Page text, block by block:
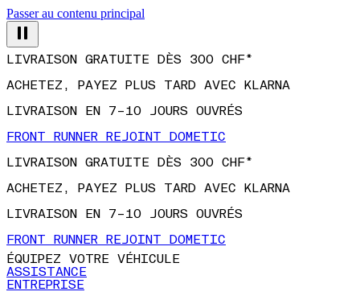
Passer au contenu principal
ACHETEZ, PAYEZ PLUS TARD AVEC KLARNA
LIVRAISON EN 7–10 JOURS OUVRÉS
FRONT RUNNER REJOINT DOMETIC
LIVRAISON GRATUITE DÈS 300 CHF*
ACHETEZ, PAYEZ PLUS TARD AVEC KLARNA
LIVRAISON EN 7–10 JOURS OUVRÉS
FRONT RUNNER REJOINT DOMETIC
ÉQUIPEZ VOTRE VÉHICULE
ASSISTANCE
ENTREPRISE